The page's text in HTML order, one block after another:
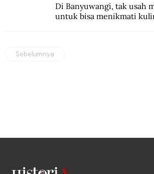
Di Banyuwangi, tak usah
untuk bisa menikmati
Sebelumnya